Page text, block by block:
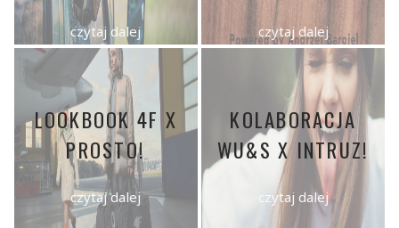
czytaj dalej czytaj dalej
LOOKBOOK 4F X
PROSTO!
czytaj dalej
KOLABORACJA
WU&S X INTRUZ!
czytaj dalej